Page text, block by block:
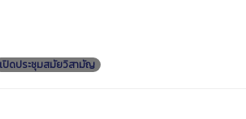
เปิดประชุมสมัยวิสามัญ